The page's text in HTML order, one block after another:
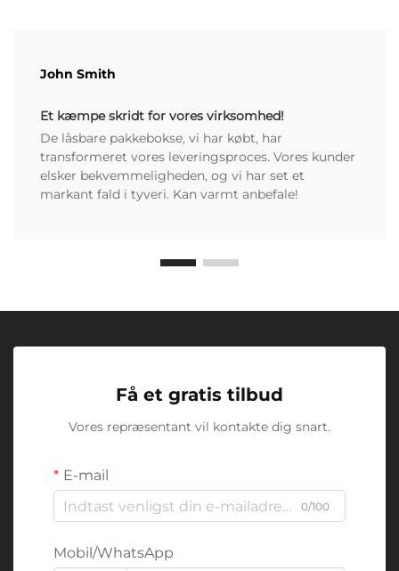
John Smith
Et kæmpe skridt for vores virksomhed!
De låsbare pakkebokse, vi har købt, har
transformeret vores leveringsproces. Vores kunder
elsker bekvemmeligheden, og vi har set et
markant fald i tyveri. Kan varmt anbefale!
Få et gratis tilbud
Vores repræsentant vil kontakte dig snart.
E-mail
0/100
Mobil/WhatsApp